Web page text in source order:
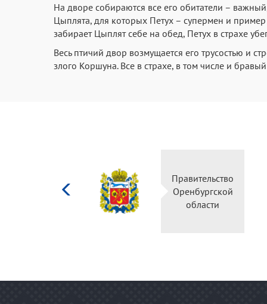
На дворе собираются все его обитатели –
Цыплята, для которых Петух – супермен и
забирает Цыплят себе на обед, Петух в страхе
Весь птичий двор возмущается его трусостью и
злого Коршуна. Все в страхе, в том числе и
Правительство
Оренбургской
области